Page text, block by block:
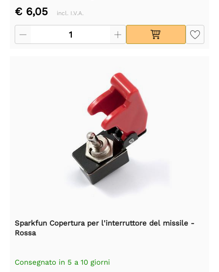
€ 6,05 incl. I.V.A.
Sparkfun Copertura per l'interruttore del missile -
Rossa
Consegnato in 5 a 10 giorni